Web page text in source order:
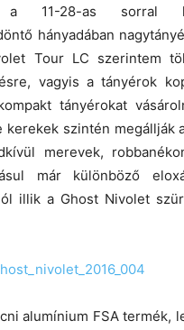
11-28-as sorral
hányadában
Tour LC szerintem
vagyis a tányérok
tányérokat
kerekek szintén megállják
merevek,
már különböző
illik a Ghost Nivolet
alumínium FSA termék,